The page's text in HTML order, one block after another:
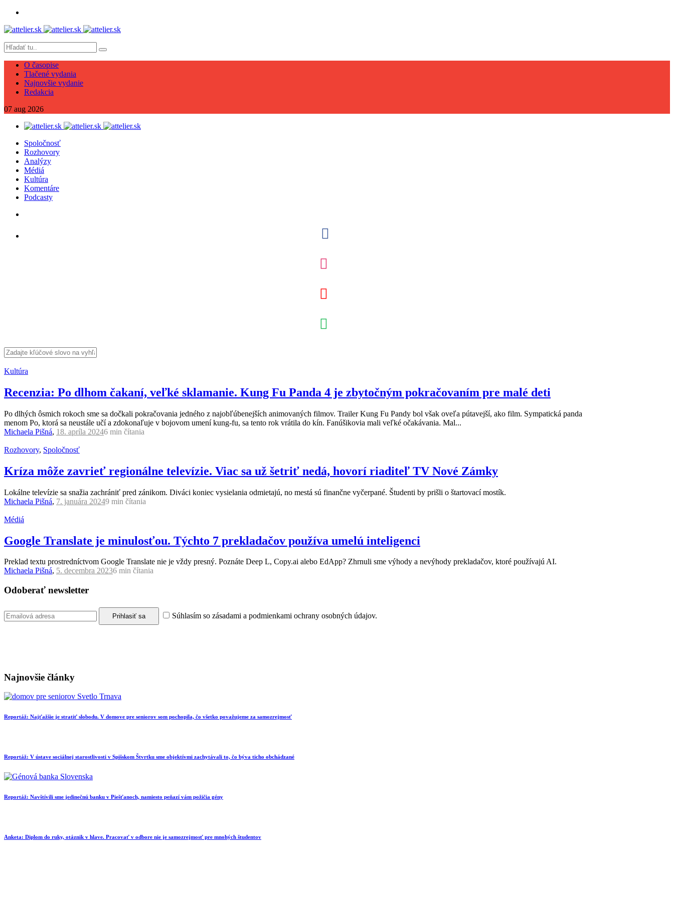
O časopise
Tlačené vydania
Najnovšie vydanie
Redakcia
07 aug 2026
Spoločnosť
Rozhovory
Analýzy
Médiá
Kultúra
Komentáre
Podcasty
Kultúra
Recenzia: Po dlhom čakaní, veľké sklamanie. Kung Fu Panda 4 je zbytočným pokračovaním pre malé deti
Po dlhých ôsmich rokoch sme sa dočkali pokračovania jedného z najobľúbenejších animovaných filmov. Trailer Kung Fu Pandy bol však oveľa pútavejší, ako film. Sympatická panda
menom Po, ktorá sa neustále učí a zdokonaľuje v bojovom umení kung-fu, sa tento rok vrátila do kín. Fanúšikovia mali veľké očakávania. Mal...
Michaela Pišná, 18. apríla 20246 min čítania
Rozhovory, Spoločnosť
Kríza môže zavrieť regionálne televízie. Viac sa už šetriť nedá, hovorí riaditeľ TV Nové Zámky
Lokálne televízie sa snažia zachrániť pred zánikom. Diváci koniec vysielania odmietajú, no mestá sú finančne vyčerpané. Študenti by prišli o štartovací mostík.
Michaela Pišná, 7. januára 20249 min čítania
Médiá
Google Translate je minulosťou. Týchto 7 prekladačov používa umelú inteligenci
Preklad textu prostredníctvom Google Translate nie je vždy presný. Poznáte Deep L, Copy.ai alebo EdApp? Zhrnuli sme výhody a nevýhody prekladačov, ktoré používajú AI.
Michaela Pišná, 5. decembra 20236 min čítania
Odoberať newsletter
Súhlasím so zásadami a podmienkami ochrany osobných údajov.
Najnovšie články
Reportáž: Najťažšie je stratiť slobodu. V domove pre seniorov som pochopila, čo všetko považujeme za samozrejmosť
Reportáž: V ústave sociálnej starostlivosti v Spišskom Štvrtku sme objektívmi zachytávali to, čo býva ticho obchádzané
Reportáž: Navštívili sme jedinečnú banku v Piešťanoch, namiesto peňazí vám požičia gény
Anketa: Diplom do ruky, otáznik v hlave. Pracovať v odbore nie je samozrejmosť pre mnohých študentov